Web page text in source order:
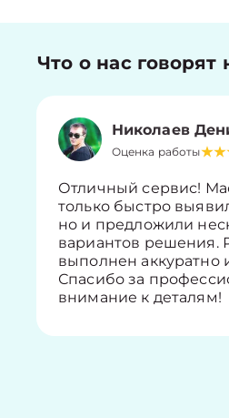
Что о нас
Николаев
Оценка работы
Отличный сервис!
только быстро
но и предложили
вариантов решения.
выполнен аккуратно
Спасибо за
внимание к деталям!